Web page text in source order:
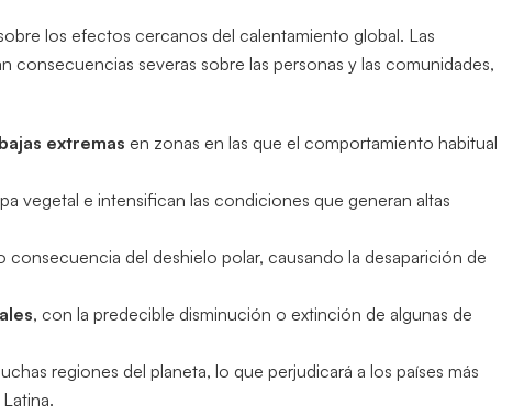
los efectos cercanos del calentamiento global. Las
consecuencias severas sobre las personas y las comunidades,
extremas en zonas en las que el comportamiento habitual
vegetal e intensifican las condiciones que generan altas
consecuencia del deshielo polar, causando la desaparición de
, con la predecible disminución o extinción de algunas de
regiones del planeta, lo que perjudicará a los países más